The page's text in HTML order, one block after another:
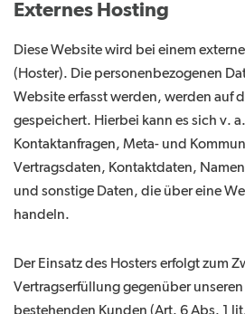
Externes Hosting
Diese Website wird bei einem
(Hoster). Die personenbezogenen
Website erfasst werden, werden auf
gespeichert. Hierbei kann es sich v.
Kontaktanfragen, Meta- und
Vertragsdaten, Kontaktdaten,
und sonstige Daten, die über eine
handeln.
Der Einsatz des Hosters erfolgt zum
Vertragserfüllung gegenüber